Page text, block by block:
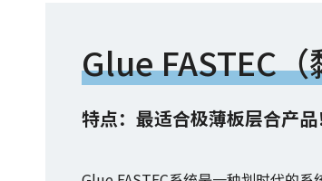
Glue FASTEC
特点：最适合极薄板层合产